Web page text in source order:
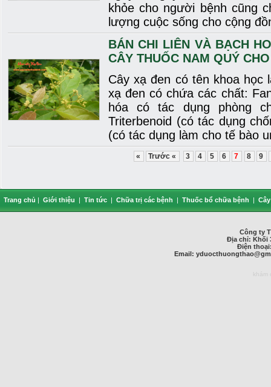
khỏe cho người bệnh cũng
lượng cuộc sống cho cộng
BÁN CHI LIÊN VÀ BẠCH
CÂY THUỐC NAM QUÝ
Cây xạ đen có tên khoa học
xạ đen có chứa các chất:
hóa có tác dụng phòng
Triterbenoid (có tác dụng
(có tác dụng làm cho tế bào
« Trước « 3 4 5 6 7 8 9
Trang chủ | Giới thiệu | Tin tức | Chữa trị các bệnh | Thuốc bổ chữa bệnh |
Công ty
Địa chỉ: Khối
Điện thoại:
Email: